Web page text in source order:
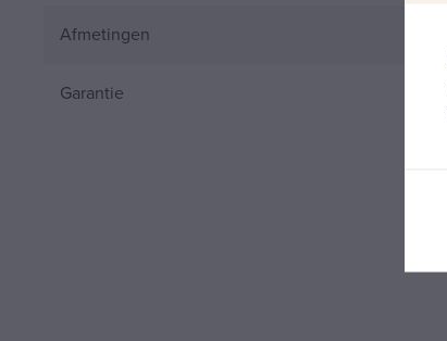
Afmetingen
Garantie